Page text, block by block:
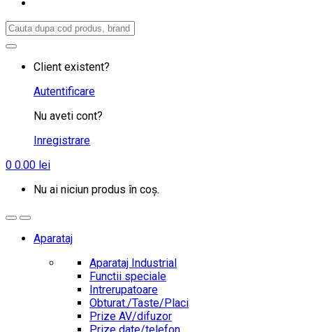
Search
Client existent?
Autentificare
Nu aveti cont?
Inregistrare
0 0.00 lei
Nu ai niciun produs în coș.
Aparataj
Aparataj Industrial
Functii speciale
Intrerupatoare
Obturat./Taste/Placi
Prize AV/difuzor